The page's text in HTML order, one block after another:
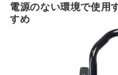
電源のない環境で使用
すめ